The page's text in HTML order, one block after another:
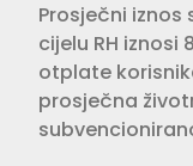
Prosječni
cijelu RH iznosi
otplate
prosječna